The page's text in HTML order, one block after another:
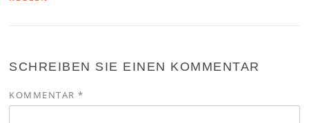
SCHREIBEN SIE EINEN KOMMENTAR
KOMMENTAR*